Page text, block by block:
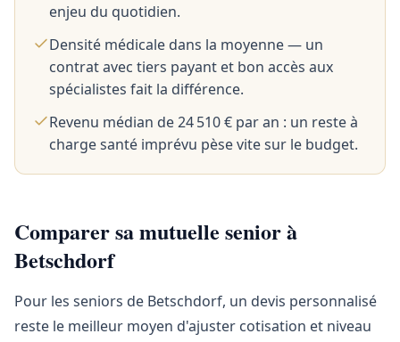
enjeu du quotidien.
Densité médicale dans la moyenne — un
contrat avec tiers payant et bon accès aux
spécialistes fait la différence.
Revenu médian de 24 510 € par an : un reste à
charge santé imprévu pèse vite sur le budget.
Comparer sa mutuelle senior à
Betschdorf
Pour les seniors de Betschdorf, un devis personnalisé
reste le meilleur moyen d'ajuster cotisation et niveau